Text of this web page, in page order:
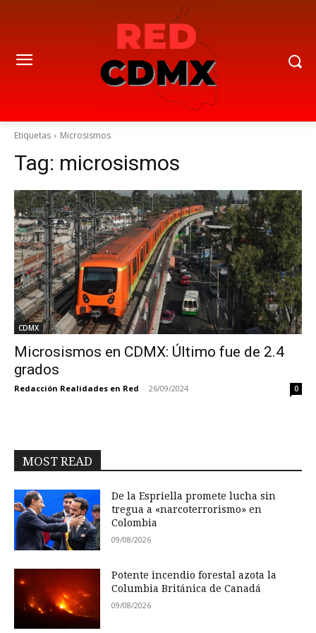
Etiquetas Microsismos
Tag: microsismos
CDMX
Microsismos en CDMX: Último fue de 2.4
grados
Redacción Realidades en Red - 26/09/2024 0
MOST READ
De la Espriella promete lucha sin
tregua a «narcoterrorismo» en
Colombia
09/08/2026
Potente incendio forestal azota la
Columbia Británica de Canadá
09/08/2026